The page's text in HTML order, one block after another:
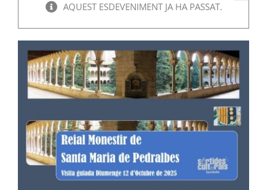
AQUEST ESDEVENIMENT JA HA PASSAT.